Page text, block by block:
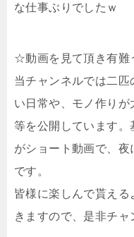
な仕事ぶりでしたｗ
☆動画を見て頂き有難
当チャンネルでは二匹
い日常や、モノ作り
等を公開しています
がショート動画で、
です。
皆様に楽しんで貰え
きますので、是非チャ